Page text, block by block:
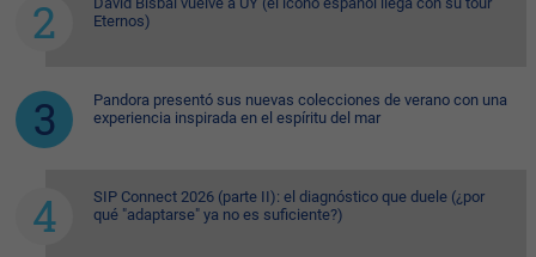
Eternos)
Pandora presentó sus nuevas colecciones de verano con una
experiencia inspirada en el espíritu del mar
SIP Connect 2026 (parte II): el diagnóstico que duele (¿por
qué "adaptarse" ya no es suficiente?)